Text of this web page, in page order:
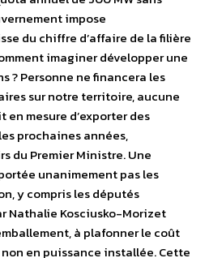
impose
du chiffre d’affaire de la filière
imaginer développer une
? Personne ne financera les
sur notre territoire, aucune
en mesure d’exporter des
prochaines années,
du Premier Ministre. Une
unanimement pas les
y compris les députés
Nathalie Kosciusko-Morizet
à plafonner le coût
en puissance installée. Cette